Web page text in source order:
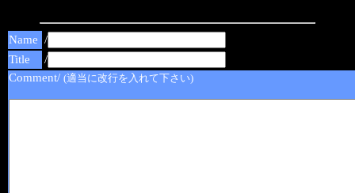
Name /
Title
/
Comment/ (適当に改行を入れて下さい)